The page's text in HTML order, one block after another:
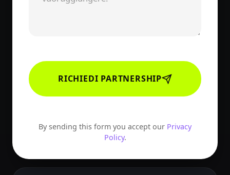
RICHIEDI PARTNERSHIP
By sending this form you accept our Privacy
Policy.